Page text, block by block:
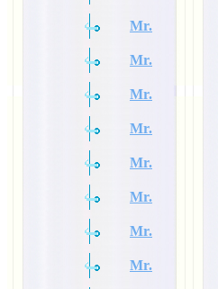
Mr.
Mr.
Mr.
Mr.
Mr.
Mr.
Mr.
Mr.